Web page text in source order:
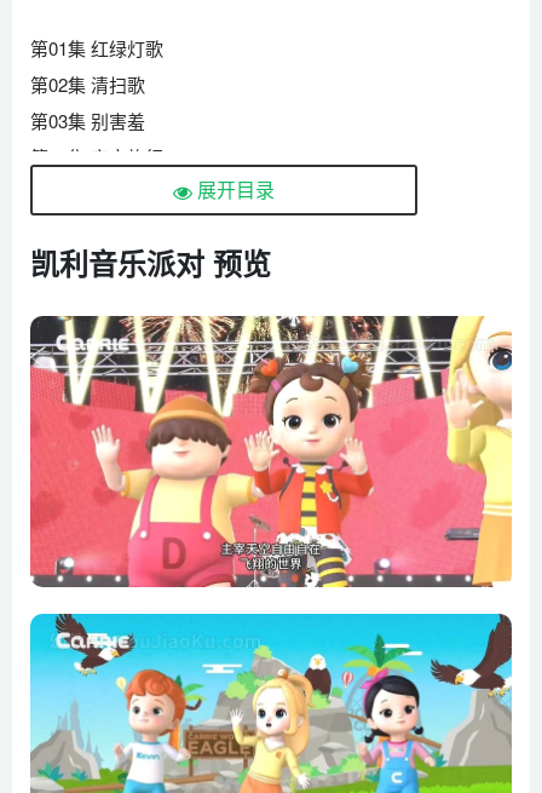
第01集 红绿灯歌
第02集 清扫歌
第03集 别害羞
第04集 宇宙旅行
第07集 熊猫之歌
第09集 走丢了怎么办
第10集 快乐飞行
第11集 嘀嘟嘀嘟救护车
第12集 猴子之歌
第13集 海豚之歌
第14集 骆驼之歌
第15集 北极动物朋友
第16集 狮子之歌
第17集 飞鹰之歌
第18集 魔法彩虹
第19集 运动健康歌
第20集 热身运动歌
第21集 旋转木马
展开目录
凯利音乐派对 预览